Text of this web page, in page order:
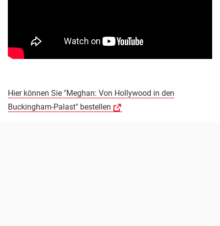
Hier können Sie "Meghan: Von Hollywood in den
Buckingham-Palast" bestellen